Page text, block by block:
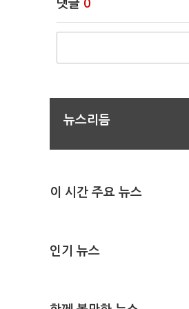
댓글 0
뉴스리듬
이 시간 주요 뉴스
인기 뉴스